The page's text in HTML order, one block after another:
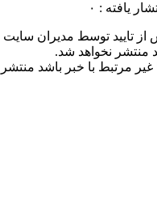
یافته : ۰
تایید توسط مدیران سایت
منتشر نخواهد شد.
مرتبط با خبر باشد